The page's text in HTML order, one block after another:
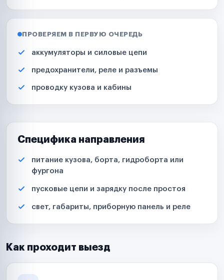
ПРОВЕРЯЕМ В ПЕРВУЮ ОЧЕРЕДЬ
аккумуляторы и силовые цепи
предохранители, реле и разъемы
проводку кузова и кабины
Специфика направления
питание кузова, борта, гидроборта или
фургона
пусковые цепи и зарядку после простоя
свет, габариты, приборную панель и реле
Как проходит выезд